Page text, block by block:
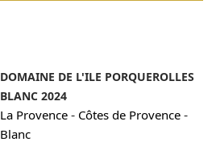
DOMAINE DE L'ILE PORQUEROLLES
BLANC 2024
La Provence - Côtes de Provence -
Blanc